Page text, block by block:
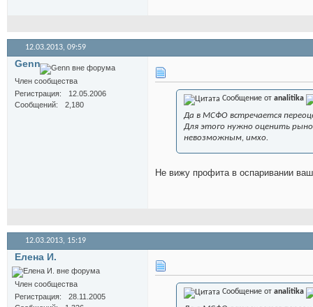
12.03.2013, 09:59
Genn
Член сообщества
Регистрация
12.05.2006
Сообщений
2,180
Сообщение от analitika
Да в МСФО встречается
Для этого нужно оценить
невозможным, имхо.
Не вижу профита в оспаривании
12.03.2013, 15:19
Елена И.
Член сообщества
Регистрация
28.11.2005
Сообщение от analitika